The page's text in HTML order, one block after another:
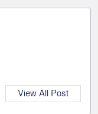
View All Post